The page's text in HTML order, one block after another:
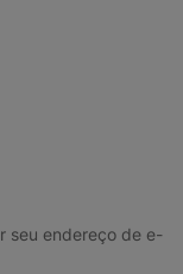
seu endereço de e-